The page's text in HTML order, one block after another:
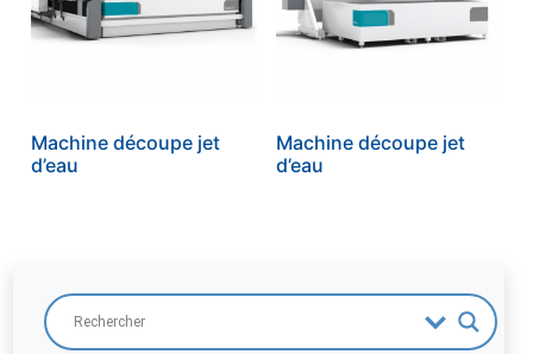
Machine découpe jet
d’eau
Machine découpe jet
d’eau